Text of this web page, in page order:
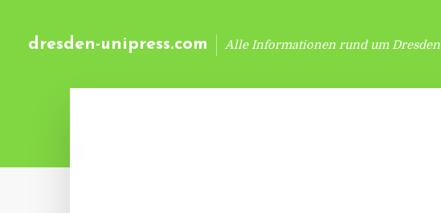
dresden-unipress.com Alle Informationen rund um Dresden